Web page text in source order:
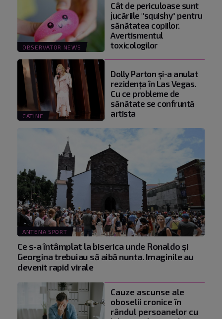
OBSERVATOR NEWS
Cât de periculoase sunt
jucăriile "squishy" pentru
sănătatea copiilor.
Avertismentul
toxicologilor
CATINE
Dolly Parton și-a anulat
rezidența în Las Vegas.
Cu ce probleme de
sănătate se confruntă
artista
ANTENA SPORT
Ce s-a întâmplat la biserica unde Ronaldo şi
Georgina trebuiau să aibă nunta. Imaginile au
devenit rapid virale
Cauze ascunse ale
oboselii cronice în
rândul persoanelor cu